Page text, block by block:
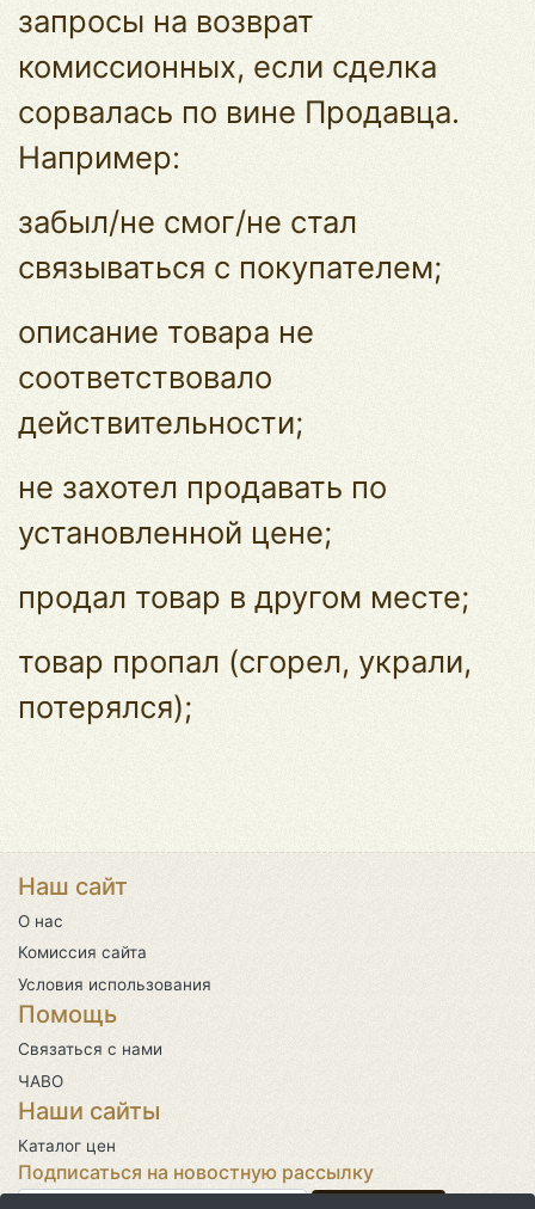
запросы на возврат
комиссионных, если сделка
сорвалась по вине Продавца.
Например:
забыл/не смог/не стал
связываться с покупателем;
описание товара не
соответствовало
действительности;
не захотел продавать по
установленной цене;
продал товар в другом месте;
товар пропал (сгорел, украли,
потерялся);
Наш сайт
О нас
Комиссия сайта
Условия использования
Помощь
Связаться с нами
ЧАВО
Наши сайты
Каталог цен
Подписаться на новостную рассылку